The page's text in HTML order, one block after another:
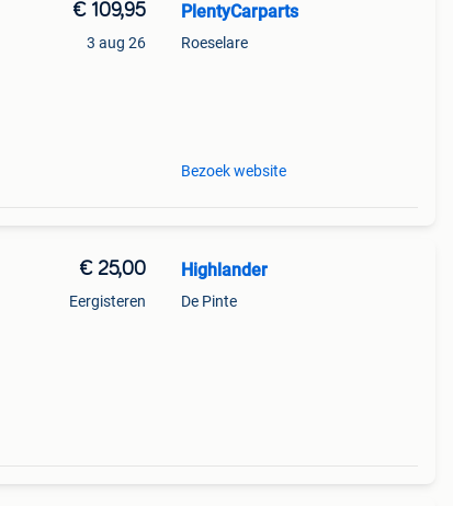
€ 109,95
3 aug 26
PlentyCarparts
Roeselare
Bezoek website
€ 25,00
Eergisteren
Highlander
De Pinte